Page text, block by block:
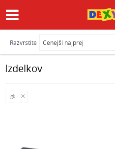
Izdelkov
Razvrstite
gk